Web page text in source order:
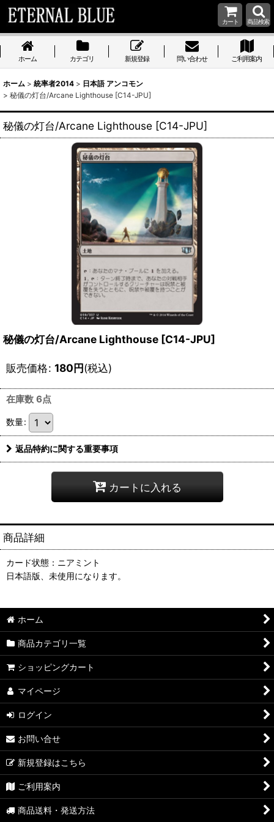
カート 商品検索
ホーム カテゴリ 新規登録 問い合わせ ご利用案内
ホーム > 統率者2014 > 日本語 アンコモン
> 秘儀の灯台/Arcane Lighthouse [C14-JPU]
秘儀の灯台/Arcane Lighthouse [C14-JPU]
秘儀の灯台/Arcane Lighthouse [C14-JPU]
販売価格: 180円(税込)
在庫数 6点
数量:
返品特約に関する重要事項
カートに入れる
商品詳細
カード状態：ニアミント
日本語版、未使用になります。
ホーム
商品カテゴリ一覧
ショッピングカート
マイページ
ログイン
お問い合せ
新規登録はこちら
ご利用案内
商品送料・発送方法